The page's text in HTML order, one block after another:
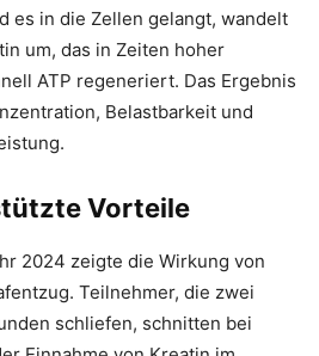
es in die Zellen gelangt, wandelt
um, das in Zeiten hoher
ATP regeneriert. Das Ergebnis
Belastbarkeit und
Vorteile
2024 zeigte die Wirkung von
Teilnehmer, die zwei
schliefen, schnitten bei